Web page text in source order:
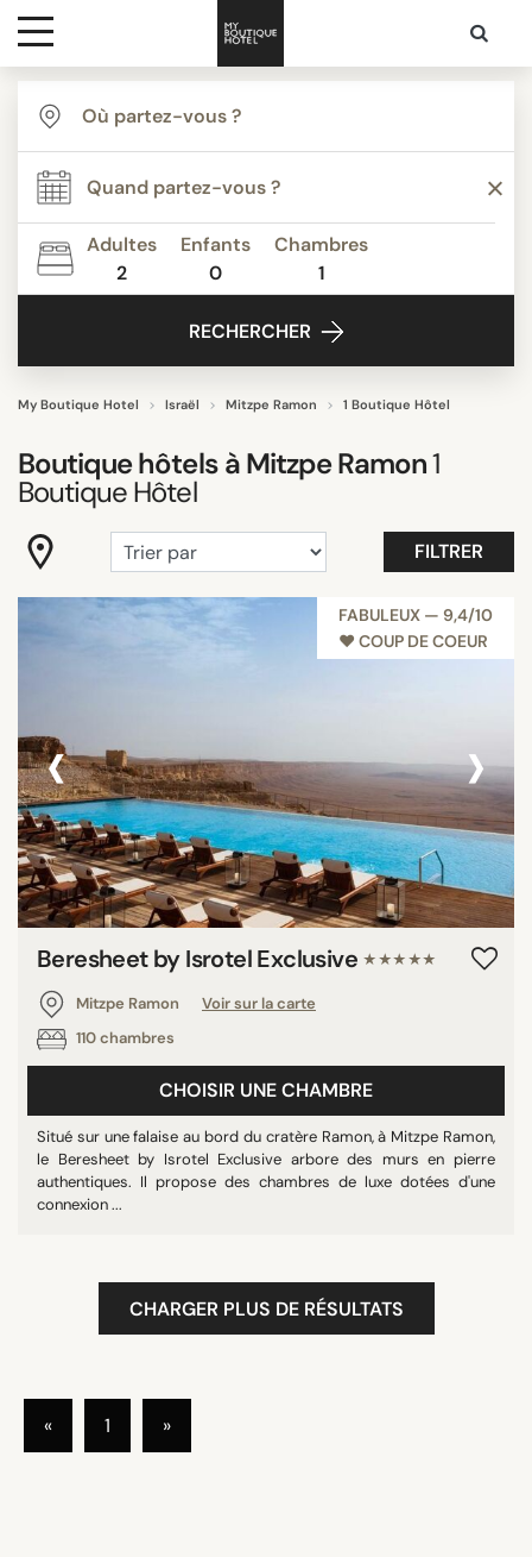
Destinations
Inspiration
Media
Adultes
2
Enfants
0
Chambres
1
RECHERCHER
My Boutique Hotel Israël Mitzpe Ramon 1 Boutique Hôtel
Boutique hôtels àMitzpe Ramon1
Boutique Hôtel
FILTRER
THÈME
"Coup de Coeur"
Belle vue
Hôtels incroyables
Slow travel
Piscine
Restaurant
Salle de sport
Tout afficher
RECHERCHER
FABULEUX — 9,4/10
♥︎ COUP DE COEUR
‹ ›
Beresheet by Isrotel Exclusive ★★★★★
Mitzpe Ramon
Voir sur la carte
110 chambres
CHOISIR UNE CHAMBRE
Situé sur une falaise au bord du cratère Ramon, à Mitzpe Ramon,
le Beresheet by Isrotel Exclusive arbore des murs en pierre
authentiques. Il propose des chambres de luxe dotées d'une
connexion ...
CHARGER PLUS DE RÉSULTATS
« 1 »